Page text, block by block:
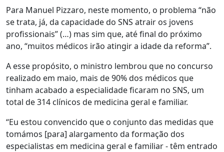
Para Manuel Pizzaro, neste momento, o problema “não
se trata, já, da capacidade do SNS atrair os jovens
profissionais” (…) mas sim que, até final do próximo
ano, “muitos médicos irão atingir a idade da reforma”.
A esse propósito, o ministro lembrou que no concurso
realizado em maio, mais de 90% dos médicos que
tinham acabado a especialidade ficaram no SNS, um
total de 314 clínicos de medicina geral e familiar.
“Eu estou convencido que o conjunto das medidas que
tomámos [para] alargamento da formação dos
especialistas em medicina geral e familiar - têm entrado